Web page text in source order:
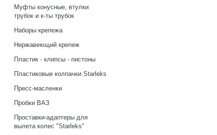
Муфты конусные, втулки
трубок и к-ты трубок
Наборы крепежа
Нержавеющий крепеж
Пластик - клипсы - пистоны
Пластиковые колпачки Starleks
Пресс-масленки
Пробки ВАЗ
Проставки-адаптеры для
вылета колес "Starleks"